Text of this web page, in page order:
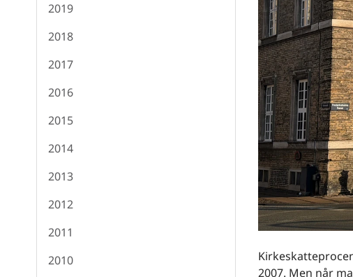
2019
2018
2017
2016
2015
2014
2013
2012
2011
2010
2007. Men når